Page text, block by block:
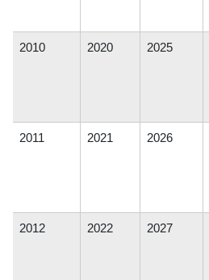
2010 2020 2025
2011 2021 2026
2012 2022 2027